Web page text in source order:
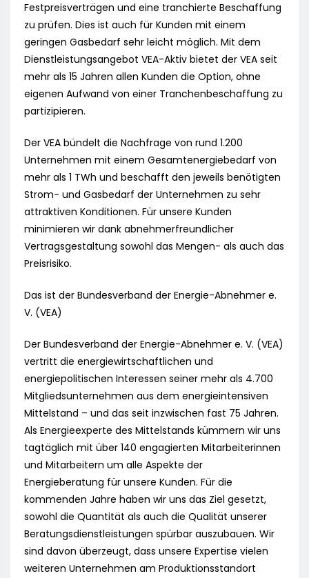
Festpreisverträgen und eine tranchierte Beschaffung
zu prüfen. Dies ist auch für Kunden mit einem
geringen Gasbedarf sehr leicht möglich. Mit dem
Dienstleistungsangebot VEA-Aktiv bietet der VEA seit
mehr als 15 Jahren allen Kunden die Option, ohne
eigenen Aufwand von einer Tranchenbeschaffung zu
partizipieren.
Der VEA bündelt die Nachfrage von rund 1.200
Unternehmen mit einem Gesamtenergiebedarf von
mehr als 1 TWh und beschafft den jeweils benötigten
Strom- und Gasbedarf der Unternehmen zu sehr
attraktiven Konditionen. Für unsere Kunden
minimieren wir dank abnehmerfreundlicher
Vertragsgestaltung sowohl das Mengen- als auch das
Preisrisiko.
Das ist der Bundesverband der Energie-Abnehmer e.
V. (VEA)
Der Bundesverband der Energie-Abnehmer e. V. (VEA)
vertritt die energiewirtschaftlichen und
energiepolitischen Interessen seiner mehr als 4.700
Mitgliedsunternehmen aus dem energieintensiven
Mittelstand – und das seit inzwischen fast 75 Jahren.
Als Energieexperte des Mittelstands kümmern wir uns
tagtäglich mit über 140 engagierten Mitarbeiterinnen
und Mitarbeitern um alle Aspekte der
Energieberatung für unsere Kunden. Für die
kommenden Jahre haben wir uns das Ziel gesetzt,
sowohl die Quantität als auch die Qualität unserer
Beratungsdienstleistungen spürbar auszubauen. Wir
sind davon überzeugt, dass unsere Expertise vielen
weiteren Unternehmen am Produktionsstandort